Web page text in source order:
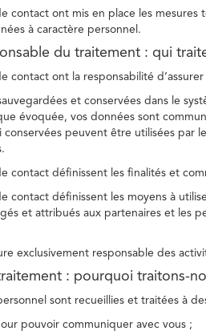
contact ont mis en place les
à caractère personnel.
du traitement : qui
contact ont la responsabilité
et conservées dans le
évoquée, vos données sont
conservées peuvent être utilisées par
contact définissent les finalités et
contact définissent les moyens à
et attribués aux partenaires et les
exclusivement responsable des
: pourquoi traitons-
sont recueillies et traitées à
pouvoir communiquer avec vous ;